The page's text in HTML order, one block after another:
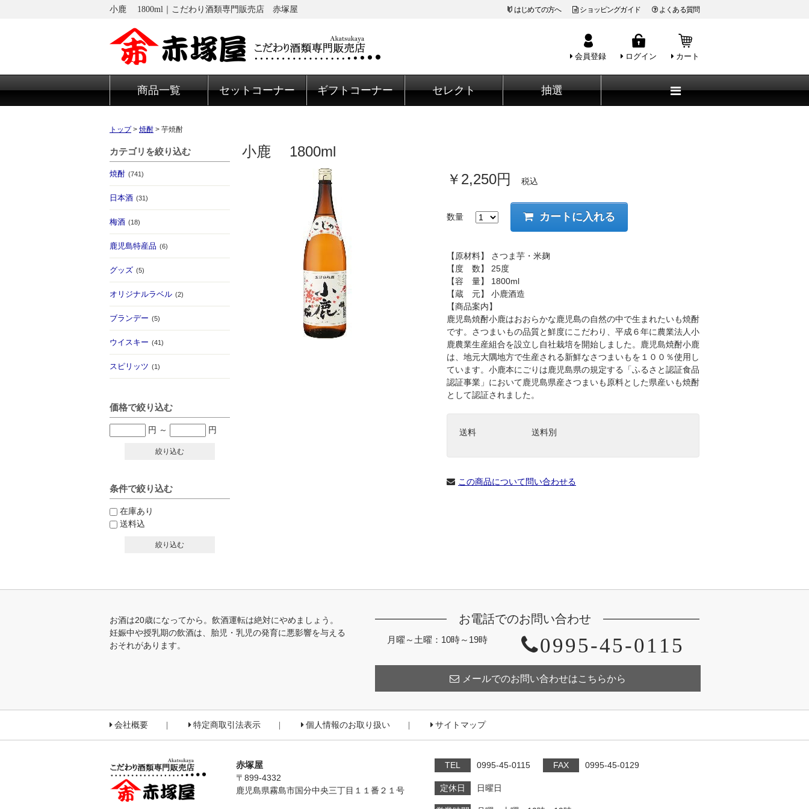
小鹿 1800ml｜こだわり酒類専門販売店 赤塚屋 はじめての方へ ショッピングガイド よくある質問
会員登録 ログイン カート
商品一覧 セットコーナー ギフトコーナー セレクト 抽選
トップ> 焼酎 > 芋焼酎
カテゴリを絞り込む
焼酎 (741)
日本酒 (31)
梅酒 (18)
鹿児島特産品 (6)
グッズ (5)
オリジナルラベル (2)
ブランデー (5)
ウイスキー (41)
スピリッツ (1)
価格で絞り込む
円 ～ 円
絞り込む
条件で絞り込む
在庫あり
送料込
絞り込む
小鹿 1800ml
￥2,250円
税込
数量 カートに入れる
【原材料】 さつま芋・米麹
【度 数】 25度
【容 量】 1800ml
【蔵 元】 小鹿酒造
【商品案内】
鹿児島焼酎小鹿はおおらかな鹿児島の自然の中で生まれたいも焼酎
です。さつまいもの品質と鮮度にこだわり、平成６年に農業法人小
鹿農業生産組合を設立し自社栽培を開始しました。鹿児島焼酎小鹿
は、地元大隅地方で生産される新鮮なさつまいもを１００％使用し
ています。小鹿本にごりは鹿児島県の規定する「ふるさと認証食品
認証事業」において鹿児島県産さつまいも原料とした県産いも焼酎
として認証されました。
送料 送料別
この商品について問い合わせる
お酒は20歳になってから。飲酒運転は絶対にやめましょう。
妊娠中や授乳期の飲酒は、胎児・乳児の発育に悪影響を与える
おそれがあります。
お電話でのお問い合わせ
月曜～土曜：10時～19時 0995-45-0115
メールでのお問い合わせはこちらから
会社概要 特定商取引法表示 個人情報のお取り扱い サイトマップ
赤塚屋
〒899-4332
鹿児島県霧島市国分中央三丁目１１番２１号
TEL 0995-45-0115 FAX 0995-45-0129
定休日 日曜日